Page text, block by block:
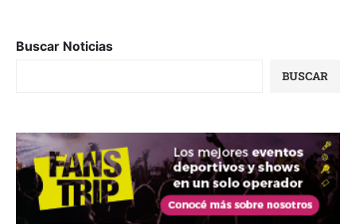
Buscar Noticias
BUSCAR